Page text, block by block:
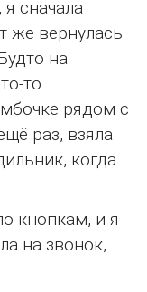
сначала
же вернулась.
на
то
рядом с
раз, взяла
когда
кнопкам, и я
на звонок,